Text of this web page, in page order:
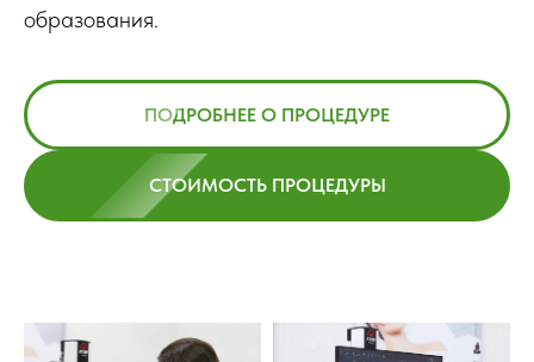
образования.
ПОДРОБНЕЕ О ПРОЦЕДУРЕ
СТОИМОСТЬ ПРОЦЕДУРЫ